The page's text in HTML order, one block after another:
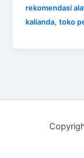
rekomendasi
kalianda,toko